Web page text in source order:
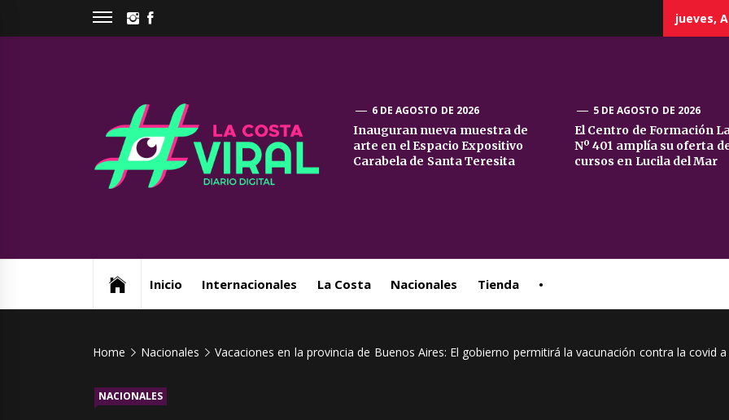
INSTAGRAM
jueves,
La
Costa
6 DE AGOSTO DE 2026
Inauguran nueva muestra de
arte en el Espacio Expositivo
Carabela de Santa Teresita
5 DE AGOSTO DE 2026
El Centro de Formación
Nº 401 amplía su oferta
cursos en Lucila del Mar
Inicio Internacionales La Costa Nacionales Tienda •
Home Nacionales Vacaciones en la provincia de Buenos Aires: El gobierno permitirá la vacunación contra la
NACIONALES